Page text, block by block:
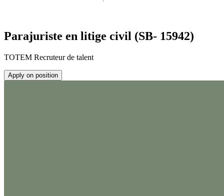
Parajuriste en litige civil (SB- 15942)
TOTEM Recruteur de talent
Apply on position